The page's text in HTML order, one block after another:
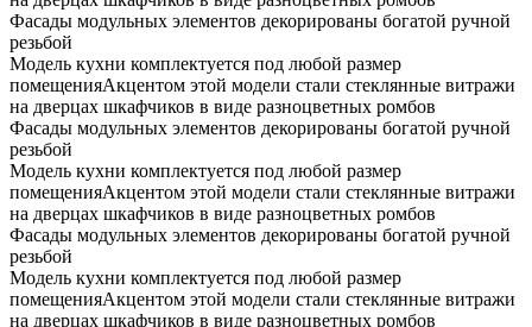
Фасады модульных элементов декорированы богатой ручной
резьбой
Модель кухни комплектуется под любой размер
помещенияАкцентом этой модели стали стеклянные витражи
на дверцах шкафчиков в виде разноцветных ромбов
Фасады модульных элементов декорированы богатой ручной
резьбой
Модель кухни комплектуется под любой размер
помещенияАкцентом этой модели стали стеклянные витражи
на дверцах шкафчиков в виде разноцветных ромбов
Фасады модульных элементов декорированы богатой ручной
резьбой
Модель кухни комплектуется под любой размер
помещенияАкцентом этой модели стали стеклянные витражи
на дверцах шкафчиков в виде разноцветных ромбов